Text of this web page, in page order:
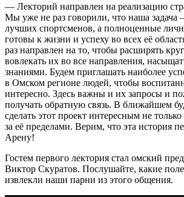
— Лекторий направлен на реализацию
Мы уже не раз говорили, что наша задача
лучших спортсменов, а полноценные
готовы к жизни и успеху во всех её
раз направлен на то, чтобы расширять
вовлекать их во все направления,
знаниями. Будем приглашать наиболее
в Омском регионе людей, чтобы
интересно. Здесь важны и их запросы и
получать обратную связь. В ближайшем
сделать этот проект интересным не
за её пределами. Верим, что эта история
Арену!
Гостем первого лектория стал омский
Виктор Скуратов. Послушайте, какие
извлекли наши парни из этого общения.